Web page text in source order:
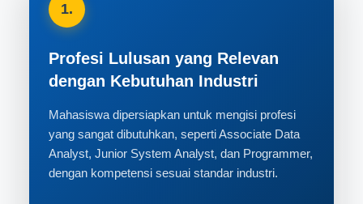
1.
Profesi Lulusan yang Relevan
dengan Kebutuhan Industri
Mahasiswa dipersiapkan untuk mengisi profesi
yang sangat dibutuhkan, seperti Associate Data
Analyst, Junior System Analyst, dan Programmer,
dengan kompetensi sesuai standar industri.